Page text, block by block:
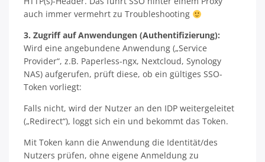
auch immer vermehrt zu Troubleshooting
3. Zugriff auf Anwendungen (Authentifizierung):
Wird eine angebundene Anwendung („Service
Provider“, z.B. Paperless-ngx, Nextcloud, Synology
NAS) aufgerufen, prüft diese, ob ein gültiges SSO-
Token vorliegt:
Falls nicht, wird der Nutzer an den IDP weitergeleitet
(„Redirect“), loggt sich ein und bekommt das Token.
Mit Token kann die Anwendung die Identität/des
Nutzers prüfen, ohne eigene Anmeldung zu